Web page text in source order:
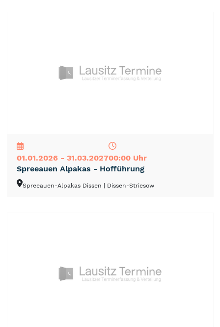
01.01.2026 - 31.03.202700:00 Uhr
Spreeauen Alpakas - Hofführung
Spreeauen-Alpakas Dissen | Dissen-Striesow